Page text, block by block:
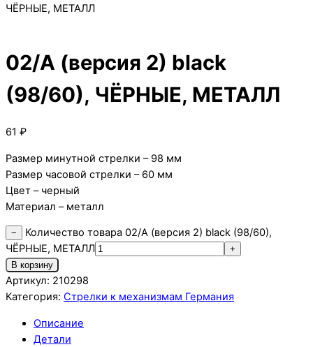
ЧЁРНЫЕ, МЕТАЛЛ
02/А (версия 2) black
(98/60), ЧЁРНЫЕ, МЕТАЛЛ
61 ₽
Размер минутной стрелки – 98 мм
Размер часовой стрелки – 60 мм
Цвет – черный
Материал – металл
−
Количество товара 02/А (версия 2) black (98/60),
ЧЁРНЫЕ, МЕТАЛЛ
+
В корзину
Артикул: 210298
Категория: Стрелки к механизмам Германия
Описание
Детали